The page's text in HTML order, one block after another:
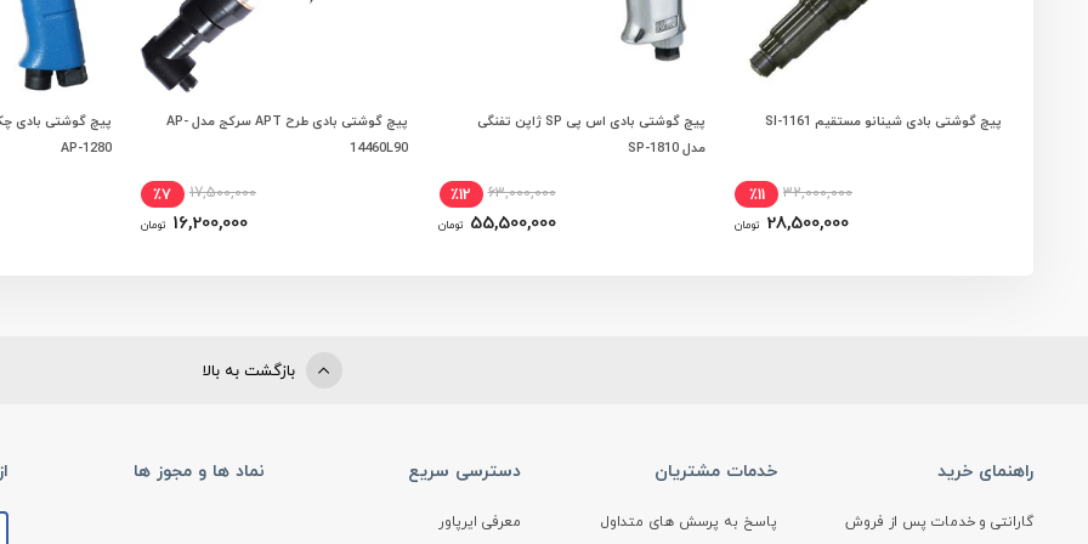
افزودن به سبد خرید
پیچ گوشتی بادی شینانو مستقیم SI-1161
32,000,000 ٪11
28,500,000 تومان
افزودن به سبد خریدپیچ گوشتی بادی اس پی SP ژاپن تفنگی
مدل SP-1810
63,000,000 ٪12
55,500,000 تومان
افزودن به سبد خرید
پیچ گوشتی بادی طرح APT سرکج مدل AP-
14460L90
17,500,000 ٪7
16,200,000 تومان
AP-1280
بازگشت به بالا
راهنمای خرید
گارانتی و خدمات پس از فروش
خدمات مشتریان
پاسخ به پرسش های متداول
دسترسی سریع
معرفی ایرپاور
نماد ها و مجوز ها